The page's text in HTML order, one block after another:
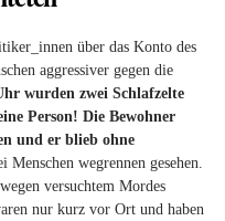
über das Konto des
aggressiver gegen die
wurden zwei Schlafzelte
Person! Die Bewohner
und er blieb ohne
Menschen wegrennen gesehen.
versuchtem Mordes
nur kurz vor Ort und haben